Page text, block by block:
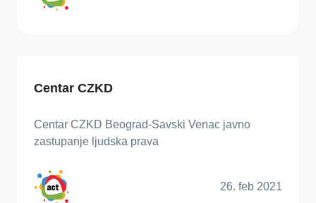
Centar CZKD
Centar CZKD Beograd-Savski Venac javno
zastupanje ljudska prava
26. feb 2021